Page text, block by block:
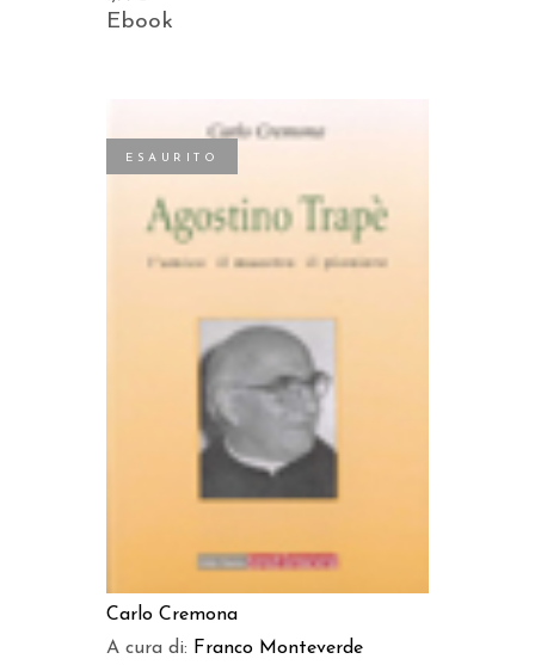
Ebook
ESAURITO
LEGGI TUTTO
Carlo Cremona
A cura di: Franco Monteverde